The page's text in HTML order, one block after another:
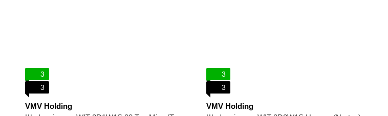
3
3
VMV Holding
3
3
VMV Holding